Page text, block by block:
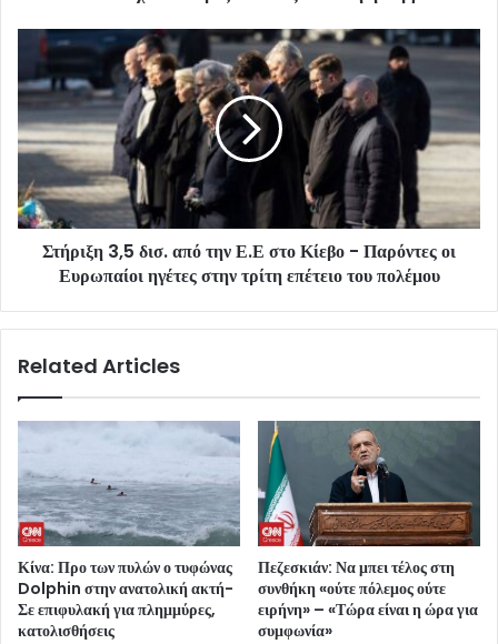
Στήριξη 3,5 δισ. από την Ε.Ε στο Κίεβο - Παρόντες οι
Ευρωπαίοι ηγέτες στην τρίτη επέτειο του πολέμου
Related Articles
Κίνα: Προ των πυλών ο τυφώνας
Dolphin στην ανατολική ακτή-
Σε επιφυλακή για πλημμύρες,
κατολισθήσεις
Πεζεσκιάν: Να μπει τέλος στη
συνθήκη «ούτε πόλεμος ούτε
ειρήνη» – «Τώρα είναι η ώρα για
συμφωνία»